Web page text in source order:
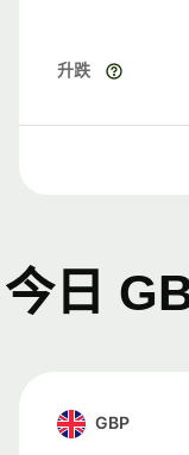
升跌
今日
GBP